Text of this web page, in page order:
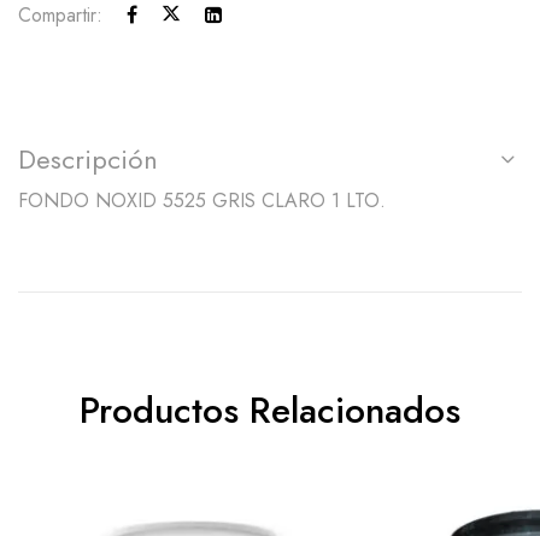
Compartir:
Descripción
FONDO NOXID 5525 GRIS CLARO 1 LTO.
Productos Relacionados